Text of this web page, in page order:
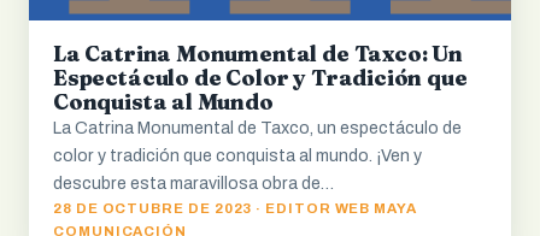
La Catrina Monumental de Taxco: Un
Espectáculo de Color y Tradición que
Conquista al Mundo
La Catrina Monumental de Taxco, un espectáculo de
color y tradición que conquista al mundo. ¡Ven y
descubre esta maravillosa obra de…
28 DE OCTUBRE DE 2023 · EDITOR WEB MAYA
COMUNICACIÓN